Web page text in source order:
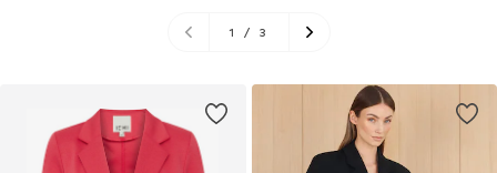
1 / 3